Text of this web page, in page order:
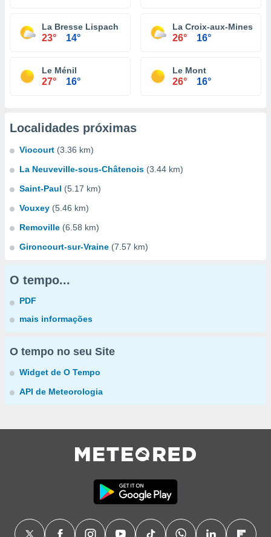
La Bresse Lispach
23° 14°
La Croix-aux-Mines
26° 16°
Le Ménil
27° 16°
Le Mont
26° 16°
Localidades próximas
Viocourt (3.36 km)
La Neuveville-sous-Châtenois (3.44 km)
Saint-Paul (5.17 km)
Vouxey (5.46 km)
Removille (6.58 km)
Gironcourt-sur-Vraine (7.57 km)
O tempo...
PDF
mais informações
O tempo no seu Site
Widget de O Tempo
API de Meteorologia